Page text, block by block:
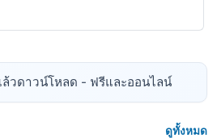
วดาวน์โหลด - ฟรีและออนไลน์
ดูทั้งหมด